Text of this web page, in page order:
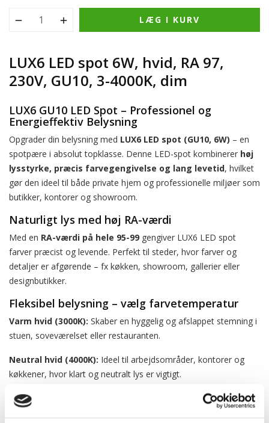
LUX6 LED spot 6W, hvid, RA 97,
230V, GU10, 3-4000K, dim
LUX6 GU10 LED Spot – Professionel og
Energieffektiv Belysning
Opgrader din belysning med LUX6 LED spot (GU10, 6W) – en
spotpære i absolut topklasse. Denne LED-spot kombinerer høj
lysstyrke, præcis farvegengivelse og lang levetid, hvilket
gør den ideel til både private hjem og professionelle miljøer som
butikker, kontorer og showroom.
Naturligt lys med høj RA-værdi
Med en RA-værdi på hele 95-99 gengiver LUX6 LED spot
farver præcist og levende. Perfekt til steder, hvor farver og
detaljer er afgørende – fx køkken, showroom, gallerier eller
designbutikker.
Fleksibel belysning – vælg farvetemperatur
Varm hvid (3000K): Skaber en hyggelig og afslappet stemning i
stuen, soveværelset eller restauranten.
Neutral hvid (4000K): Ideel til arbejdsområder, kontorer og
køkkener, hvor klart og neutralt lys er vigtigt.
Lang levetid og driftssikkerhed
LÆG I KURV